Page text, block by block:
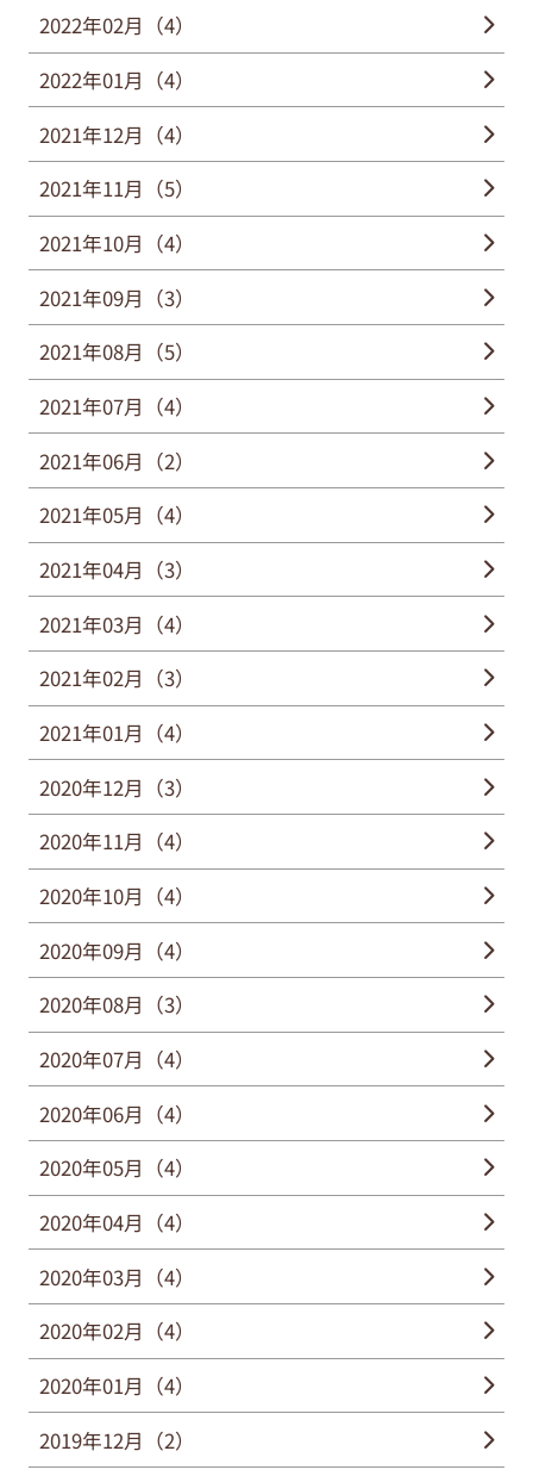
2022年02月（4）
2022年01月（4）
2021年12月（4）
2021年11月（5）
2021年10月（4）
2021年09月（3）
2021年08月（5）
2021年07月（4）
2021年06月（2）
2021年05月（4）
2021年04月（3）
2021年03月（4）
2021年02月（3）
2021年01月（4）
2020年12月（3）
2020年11月（4）
2020年10月（4）
2020年09月（4）
2020年08月（3）
2020年07月（4）
2020年06月（4）
2020年05月（4）
2020年04月（4）
2020年03月（4）
2020年02月（4）
2020年01月（4）
2019年12月（2）